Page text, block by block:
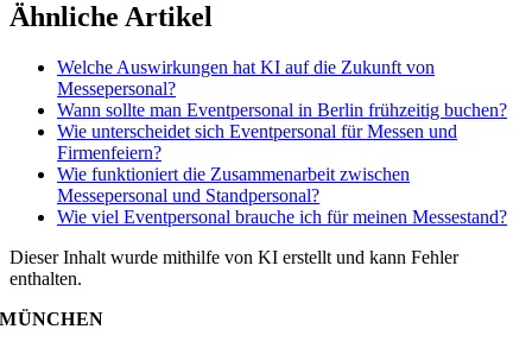
Ähnliche Artikel
Welche Auswirkungen hat KI auf die Zukunft von
Messepersonal?
Wann sollte man Eventpersonal in Berlin frühzeitig buchen?
Wie unterscheidet sich Eventpersonal für Messen und
Firmenfeiern?
Wie funktioniert die Zusammenarbeit zwischen
Messepersonal und Standpersonal?
Wie viel Eventpersonal brauche ich für meinen Messestand?
Dieser Inhalt wurde mithilfe von KI erstellt und kann Fehler
enthalten.
MÜNCHEN